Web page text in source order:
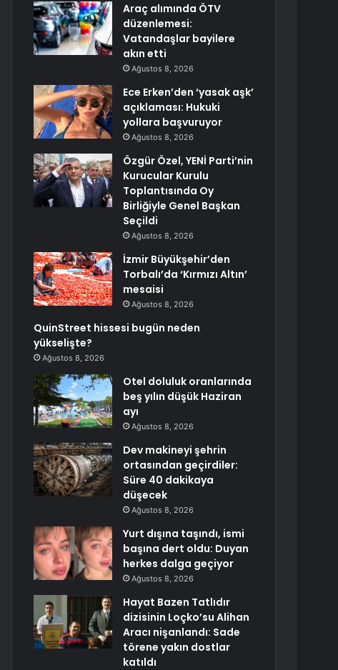
Araç alımında ÖTV
düzenlemesi:
Vatandaşlar bayilere
akın etti
Ağustos 8, 2026
Ece Erken’den ‘yasak aşk’
açıklaması: Hukuki
yollara başvuruyor
Ağustos 8, 2026
Özgür Özel, YENİ Parti’nin
Kurucular Kurulu
Toplantısında Oy
Birliğiyle Genel Başkan
Seçildi
Ağustos 8, 2026
İzmir Büyükşehir’den
Torbalı’da ‘Kırmızı Altın’
mesaisi
Ağustos 8, 2026
QuinStreet hissesi bugün neden
yükselişte?
Ağustos 8, 2026
Otel doluluk oranlarında
beş yılın düşük Haziran
ayı
Ağustos 8, 2026
Dev makineyi şehrin
ortasından geçirdiler:
Süre 40 dakikaya
düşecek
Ağustos 8, 2026
Yurt dışına taşındı, ismi
başına dert oldu: Duyan
herkes dalga geçiyor
Ağustos 8, 2026
Hayat Bazen Tatlıdır
dizisinin Loçko’su Alihan
Aracı nişanlandı: Sade
törene yakın dostlar
katıldı